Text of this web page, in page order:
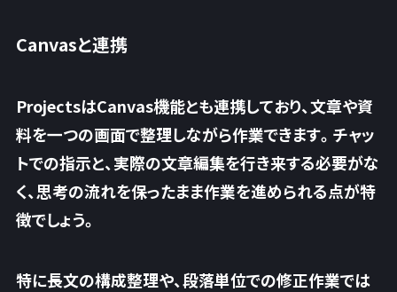
Canvasと連携
ProjectsはCanvas機能とも連携しており、文章や資
料を一つの画面で整理しながら作業できます。チャッ
トでの指示と、実際の文章編集を行き来する必要がな
く、思考の流れを保ったまま作業を進められる点が特
徴でしょう。
特に長文の構成整理や、段落単位での修正作業では